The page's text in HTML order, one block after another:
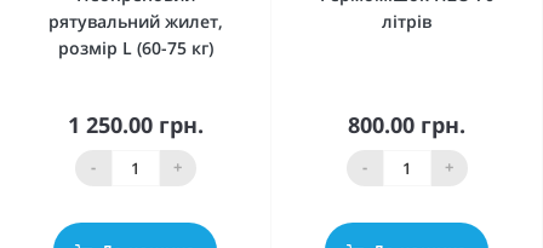
рятувальний жилет,
розмір L (60-75 кг)
1 250.00 грн.
- +
літрів
800.00 грн.
- +